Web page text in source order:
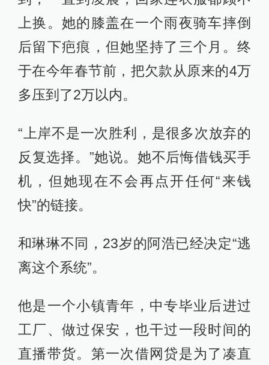
上换。她的膝盖在一个雨夜骑车摔倒
后留下疤痕，但她坚持了三个月。终
于在今年春节前，把欠款从原来的4万
多压到了2万以内。
“上岸不是一次胜利，是很多次放弃的
反复选择。”她说。她不后悔借钱买手
机，但她现在不会再点开任何“来钱
快”的链接。
和琳琳不同，23岁的阿浩已经决定“逃
离这个系统”。
他是一个小镇青年，中专毕业后进过
工厂、做过保安，也干过一段时间的
直播带货。第一次借网贷是为了凑直